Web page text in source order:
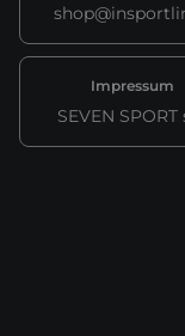
Impressum
SEVEN SPORT